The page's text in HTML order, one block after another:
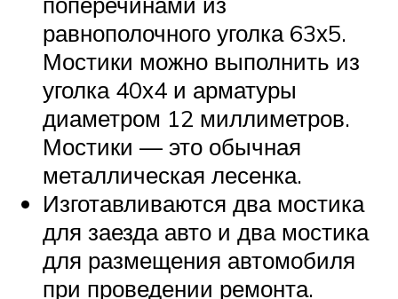
равнополочного уголка 63х5.
Мостики можно выполнить из
уголка 40х4 и арматуры
диаметром 12 миллиметров.
Мостики — это обычная
металлическая лесенка.
Изготавливаются два мостика
для заезда авто и два мостика
для размещения автомобиля
при проведении ремонта.